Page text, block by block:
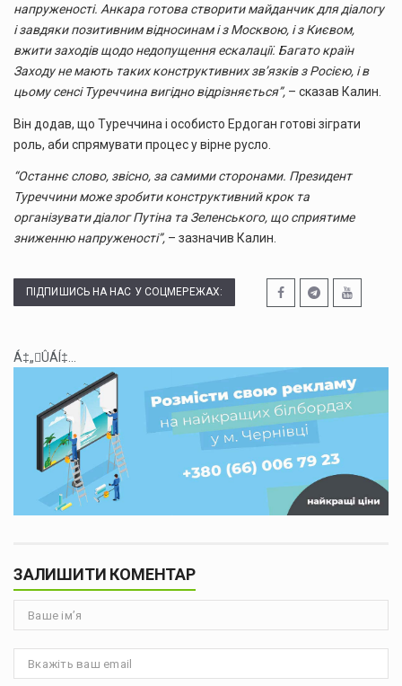
напруженості. Анкара готова створити майданчик для діалогу
і завдяки позитивним відносинам і з Москвою, і з Києвом,
вжити заходів щодо недопущення ескалації. Багато країн
Заходу не мають таких конструктивних зв’язків з Росією, і в
цьому сенсі Туреччина вигідно відрізняється”, – сказав Калин.
Він додав, що Туреччина і особисто Ердоган готові зіграти
роль, аби спрямувати процес у вірне русло.
“Останнє слово, звісно, ​​за самими сторонами. Президент
Туреччини може зробити конструктивний крок та
організувати діалог Путіна та Зеленського, що сприятиме
зниженню напруженості”, – зазначив Калин.
ПІДПИШИСЬ НА НАС У СОЦМЕРЕЖАХ:
Á‡„ÛÁÍ‡...
ЗАЛИШИТИ КОМЕНТАР